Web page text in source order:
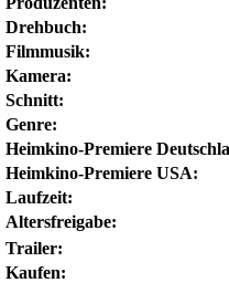
Drehbuch:
Filmmusik:
Kamera:
Schnitt:
Genre:
Heimkino-Premiere
Heimkino-Premiere USA:
Laufzeit:
Altersfreigabe:
Trailer:
Kaufen: